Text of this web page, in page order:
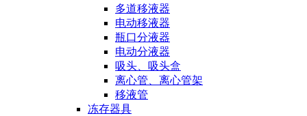
多道移液器
电动移液器
瓶口分液器
电动分液器
吸头、吸头盒
离心管、离心管架
移液管
冻存器具